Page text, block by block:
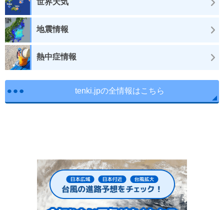
地震情報
熱中症情報
tenki.jpの全情報はこちら